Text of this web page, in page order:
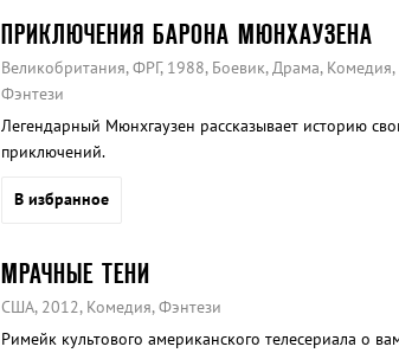
ПРИКЛЮЧЕНИЯ БАРОНА МЮНХАУЗЕНА
Великобритания, ФРГ, 1988, Боевик, Драма,
Фэнтези
Легендарный Мюнхгаузен рассказывает историю
приключений.
В избранное
МРАЧНЫЕ ТЕНИ
США, 2012, Комедия, Фэнтези
Римейк культового американского телесериала о